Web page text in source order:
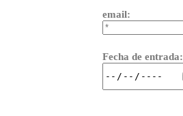
email:
Fecha de entrada: